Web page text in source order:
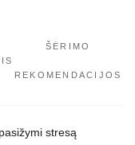
ŠĖRIMO
REKOMENDACIJOS
stresą